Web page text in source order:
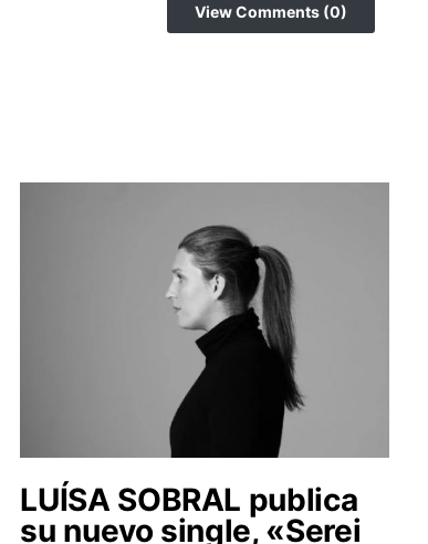
View Comments (0)
LUÍSA SOBRAL publica
su nuevo single, «Serei